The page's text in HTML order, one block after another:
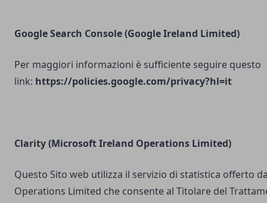
Google Search Console(Google Ireland Limited)
Per maggiori informazioni è sufficiente seguire questo
link: https://policies.google.com/privacy?hl=it
Clarity (Microsoft Ireland Operations Limited)
Questo Sito web utilizza il servizio di statistica offerto
Operations Limited che consente al Titolare del